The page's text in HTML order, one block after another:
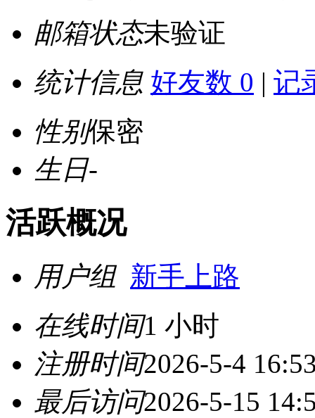
邮箱状态未验证
统计信息 好友数 0 | 记
性别保密
生日-
活跃概况
用户组 新手上路
在线时间1 小时
注册时间2026-5-4
最后访问2026-5-15